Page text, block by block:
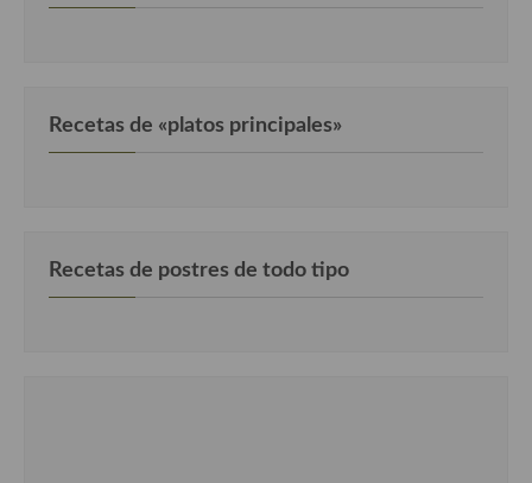
Recetas de «platos principales»
Recetas de postres de todo tipo